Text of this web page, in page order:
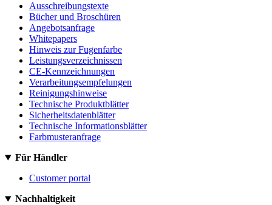
Ausschreibungstexte
Bücher und Broschüren
Angebotsanfrage
Whitepapers
Hinweis zur Fugenfarbe
Leistungsverzeichnissen
CE-Kennzeichnungen
Verarbeitungsempfelungen
Reinigungshinweise
Technische Produktblätter
Sicherheitsdatenblätter
Technische Informationsblätter
Farbmusteranfrage
Für Händler
Customer portal
Nachhaltigkeit